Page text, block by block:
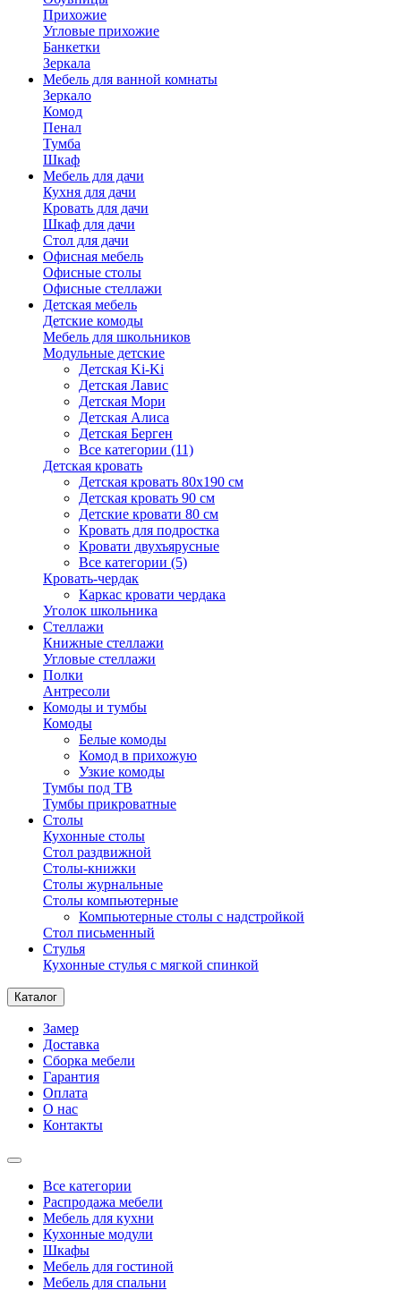
Прихожие
Угловые прихожие
Банкетки
Зеркала
Мебель для ванной комнаты
Зеркало
Комод
Пенал
Тумба
Шкаф
Мебель для дачи
Кухня для дачи
Кровать для дачи
Шкаф для дачи
Стол для дачи
Офисная мебель
Офисные столы
Офисные стеллажи
Детская мебель
Детские комоды
Мебель для школьников
Модульные детские
Детская Ki-Ki
Детская Лавис
Детская Мори
Детская Алиса
Детская Берген
Все категории (11)
Детская кровать
Детская кровать 80х190 см
Детская кровать 90 см
Детские кровати 80 см
Кровать для подростка
Кровати двухъярусные
Все категории (5)
Кровать-чердак
Каркас кровати чердака
Уголок школьника
Стеллажи
Книжные стеллажи
Угловые стеллажи
Полки
Антресоли
Комоды и тумбы
Комоды
Белые комоды
Комод в прихожую
Узкие комоды
Тумбы под ТВ
Тумбы прикроватные
Столы
Кухонные столы
Стол раздвижной
Столы-книжки
Столы журнальные
Столы компьютерные
Компьютерные столы с надстройкой
Стол письменный
Стулья
Кухонные стулья с мягкой спинкой
Каталог
Замер
Доставка
Сборка мебели
Гарантия
Оплата
О нас
Контакты
Все категории
Распродажа мебели
Мебель для кухни
Кухонные модули
Шкафы
Мебель для гостиной
Мебель для спальни